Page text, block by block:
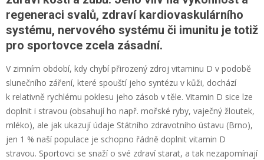
regeneraci svalů, zdraví kardiovaskulárního
systému, nervového systému či imunitu je totiž
pro sportovce zcela zásadní.
V zimním období, kdy chybí přirozený zdroj vitaminu D v podobě
slunečního záření, které spouští jeho syntézu v kůži, dochází
k relativně rychlému poklesu jeho zásob v těle. Vitamin D sice lze
doplnit i stravou (obsahují ho např. mořské ryby, vaječný žloutek,
mléko), ale jak ukazují údaje Státního zdravotního ústavu (Brno),
jen 1 % naší populace je schopno řádně doplnit vitamin D
stravou. Sportovci se snaží o své zdraví starat, a tak nezapomínají